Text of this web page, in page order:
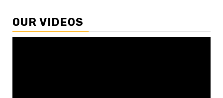
OUR VIDEOS